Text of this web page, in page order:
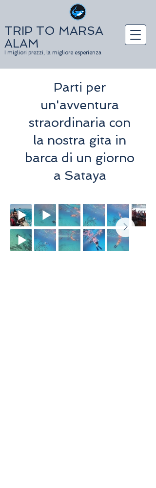
TRIP TO MARSA
ALAM
I migliori prezzi, la migliore esperienza
Parti per
un'avventura
straordinaria con
la nostra gita in
barca di un giorno
a Sataya